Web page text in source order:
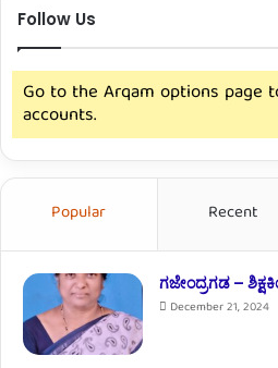
Follow Us
Go to the Arqam options page
accounts.
Popular Recent
ಗಜೇಂದ್ರಗಡ –
December 21, 2024